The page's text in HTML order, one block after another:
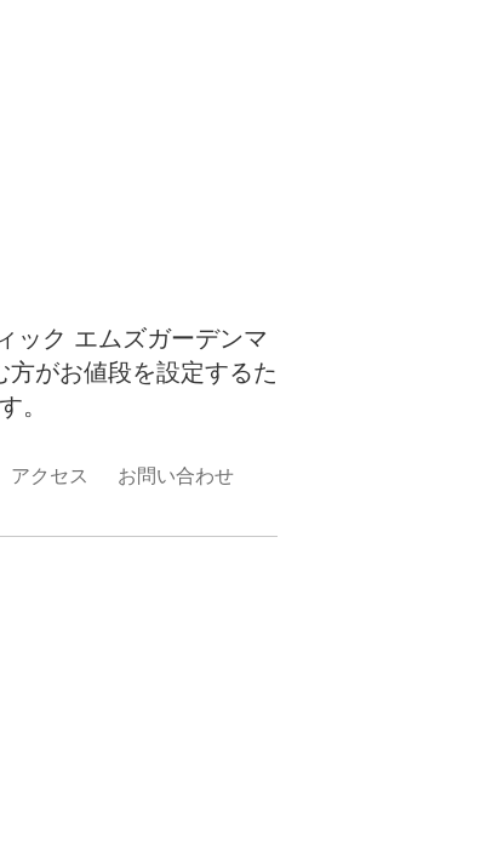
ック エムズガーデンマ
がお値段を設定するた
。
アクセス お問い合わせ